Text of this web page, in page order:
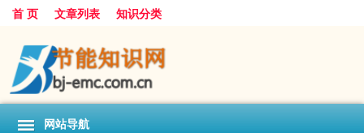
首 页 文章列表 知识分类
网站导航